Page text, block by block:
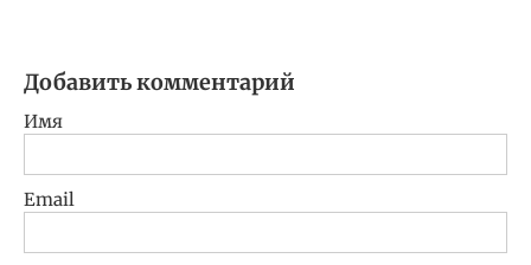
Добавить комментарий
Имя
Email